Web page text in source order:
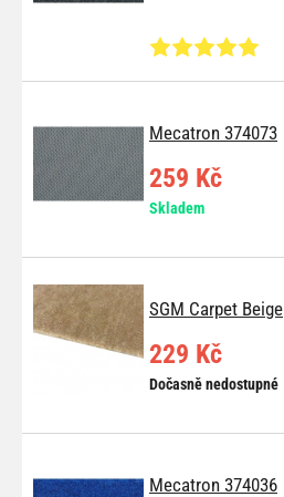
Mecatron 374073
259 Kč
Skladem
SGM Carpet Beige
229 Kč
Dočasně nedostupné
Mecatron 374036